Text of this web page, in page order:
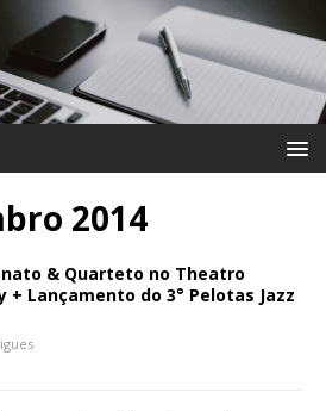
2014
& Quarteto no Theatro
+ Lançamento do 3° Pelotas Jazz